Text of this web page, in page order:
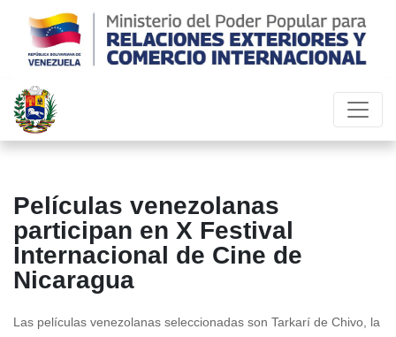
Películas venezolanas
participan en X Festival
Internacional de Cine de
Nicaragua
Las películas venezolanas seleccionadas son Tarkarí de Chivo, la